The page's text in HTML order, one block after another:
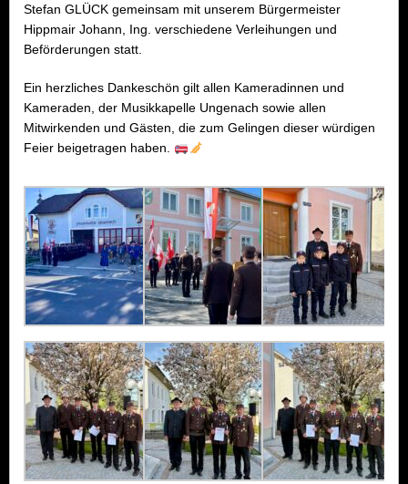
Stefan GLÜCK gemeinsam mit unserem Bürgermeister
Hippmair Johann, Ing. verschiedene Verleihungen und
Beförderungen statt.
Ein herzliches Dankeschön gilt allen Kameradinnen und
Kameraden, der Musikkapelle Ungenach sowie allen
Mitwirkenden und Gästen, die zum Gelingen dieser würdigen
Feier beigetragen haben.